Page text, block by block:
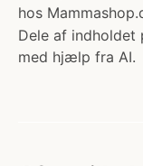
hos
Dele af indholdet
med hjælp fra AI.